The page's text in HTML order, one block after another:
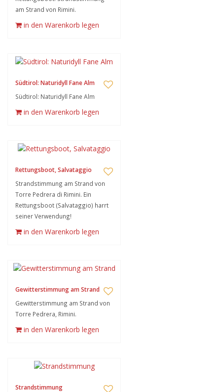
am Strand von Rimini.
in den Warenkorb legen
Südtirol: Naturidyll Fane Alm
Südtirol: Naturidyll Fane Alm
in den Warenkorb legen
Rettungsboot, Salvataggio
Strandstimmung am Strand von
Torre Pedrera di Rimini. Ein
Rettungsboot (Salvataggio) harrt
seiner Verwendung!
in den Warenkorb legen
Gewitterstimmung am Strand
Gewitterstimmung am Strand von
Torre Pedrera, Rimini.
in den Warenkorb legen
Strandstimmung